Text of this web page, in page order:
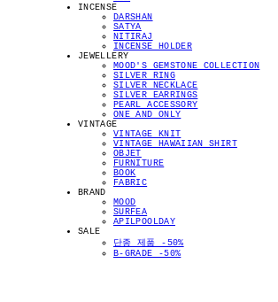
INCENSE
DARSHAN
SATYA
NITIRAJ
INCENSE HOLDER
JEWELLERY
MOOD'S GEMSTONE COLLECTION
SILVER RING
SILVER NECKLACE
SILVER EARRINGS
PEARL ACCESSORY
ONE AND ONLY
VINTAGE
VINTAGE KNIT
VINTAGE HAWAIIAN SHIRT
OBJET
FURNITURE
BOOK
FABRIC
BRAND
MOOD
SURFEA
APILPOOLDAY
SALE
단종 제품 -50%
B-GRADE -50%